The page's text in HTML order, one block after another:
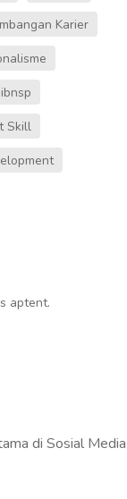
Karier
Skill
aptent.
di Sosial Media